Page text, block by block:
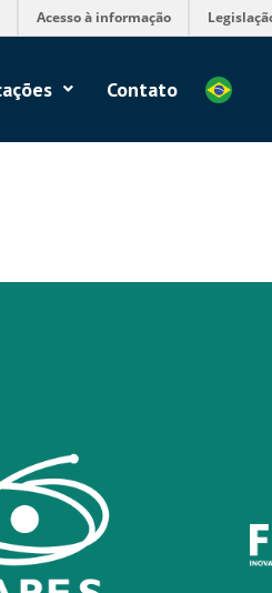
Acesso à informação
Contato